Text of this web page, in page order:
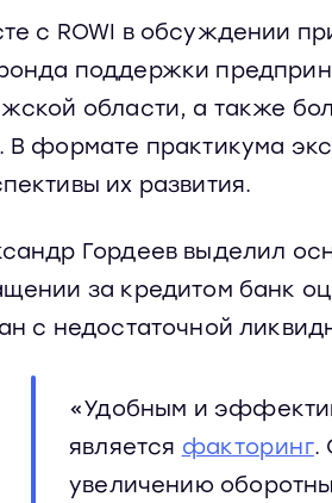
с ROWI в обсуждении
поддержки
области, а также
формате практикума
их развития.
Гордеев выделил
за кредитом банк
с недостаточной
«Удобным и
является факторинг.
увеличению